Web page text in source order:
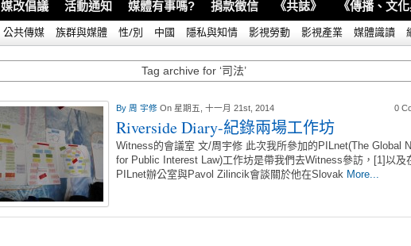
媒改倡議 活動通知 媒體有事嗎? 捐款徵信 《共誌》 《傳播、文
公共傳媒 族群與媒體 性/別 中國 隱私與知情 影視勞動 影視產業 媒體識讀
Tag archive for ‘司法’
By 周 宇修 On 星期五, 十一月 21st, 2014 0
Riverside Diary-紀錄兩場工作坊
Witness的會議室 文/周宇修 此次我所參加的PILnet(The Global
for Public Interest Law)工作坊是帶我們去Witness參訪，[1]以及
PILnet辦公室與Pavol Zilincik會談關於他在Slovak More...